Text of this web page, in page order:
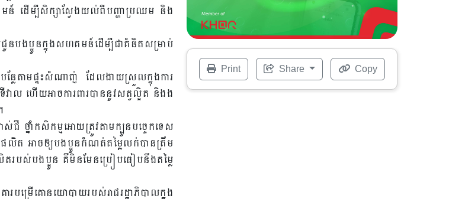
មន៍ ដើម្បីសិក្សាស្វែងយល់ពីបញ្ហាប្រឈម និង
ងប្អូនក្នុងសហគមន៍ដើម្បីជាគំនិតសម្រាប់
លែតាមផ្ទះសំណាញ់ ដែលងាយស្រួលក្នុងការ
ាល ហើយអាចការពារបាននូវសត្វល្អិត និងង
ាស់ជី ថ្នាំកសិកម្មអោយត្រូវតាមក្បូនបច្ចេកទេស
ផលិត ឣាចឲ្យបងប្អូនកំណត់តម្លៃលក់បានត្រឹម
តរបស់បងប្អូន គឺមិនមែនប្រៀបធៀបនឹងតម្លៃ
បម្រើគោនយោបាយរបស់រាជរដ្ឋាភិបាលក្នុង
Print Share Copy